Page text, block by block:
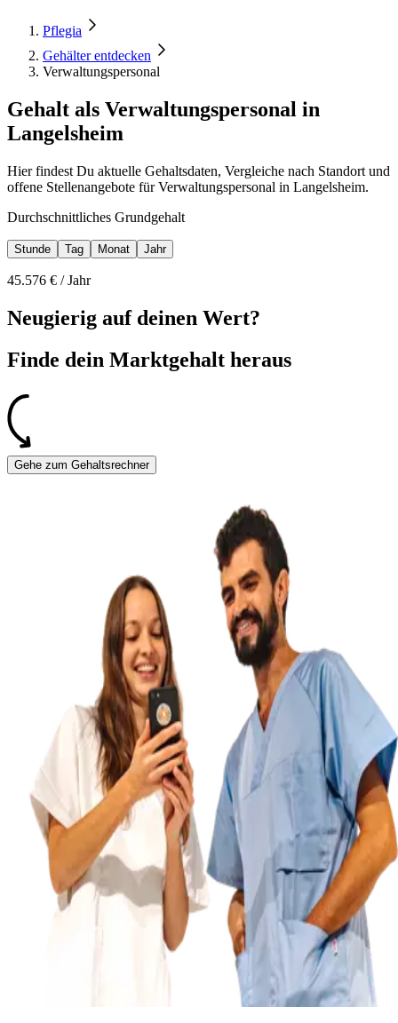
Pflegia
Gehälter entdecken
Verwaltungspersonal
Gehalt als Verwaltungspersonal in
Langelsheim
Hier findest Du aktuelle Gehaltsdaten, Vergleiche nach Standort und
offene Stellenangebote für Verwaltungspersonal in Langelsheim.
Durchschnittliches Grundgehalt
Stunde Tag Monat Jahr
45.576 € /Jahr
Neugierig auf deinen Wert?
Finde dein Marktgehalt heraus
Gehe zum Gehaltsrechner